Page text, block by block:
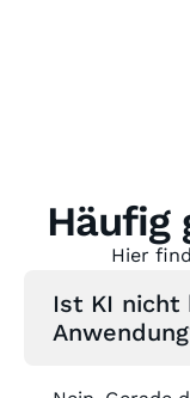
Häufig
Hier
Ist KI